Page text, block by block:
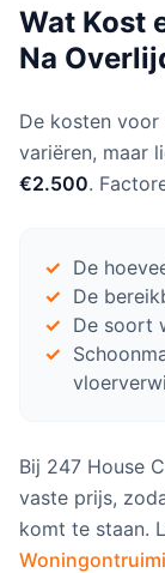
Wat Kost
Na
De kosten
variëren, maar
€2.500.
De
De
De soort
Bij 247 House
vaste prijs,
komt te staan.